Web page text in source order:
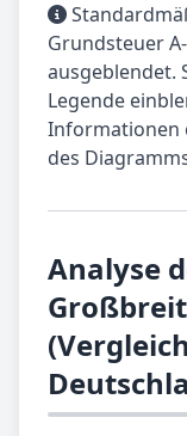
Grundsteuer
ausgeblendet.
Legende
Informationen
des
Analyse